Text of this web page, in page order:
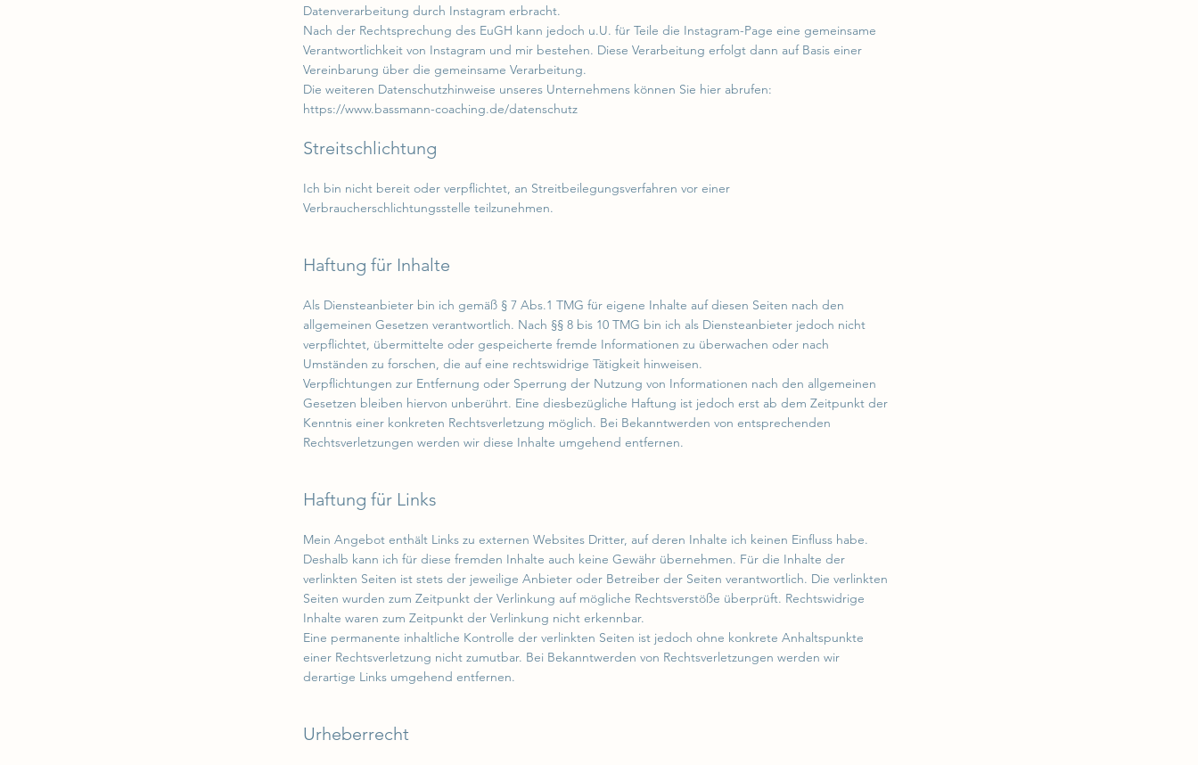
Datenverarbeitung durch Instagram erbracht.
Nach der Rechtsprechung des EuGH kann jedoch u.U. für Teile die Instagram-Page eine gemeinsame
Verantwortlichkeit von Instagram und mir bestehen. Diese Verarbeitung erfolgt dann auf Basis einer
Vereinbarung über die gemeinsame Verarbeitung.
Die weiteren Datenschutzhinweise unseres Unternehmens können Sie hier abrufen:
https://www.bassmann-coaching.de/datenschutz
Streitschlichtung
Ich bin nicht bereit oder verpflichtet, an Streitbeilegungsverfahren vor einer
Verbraucherschlichtungsstelle teilzunehmen.
Haftung für Inhalte
Als Diensteanbieter bin ich gemäß § 7 Abs.1 TMG für eigene Inhalte auf diesen Seiten nach den
allgemeinen Gesetzen verantwortlich. Nach §§ 8 bis 10 TMG bin ich als Diensteanbieter jedoch nicht
verpflichtet, übermittelte oder gespeicherte fremde Informationen zu überwachen oder nach
Umständen zu forschen, die auf eine rechtswidrige Tätigkeit hinweisen.
Verpflichtungen zur Entfernung oder Sperrung der Nutzung von Informationen nach den allgemeinen
Gesetzen bleiben hiervon unberührt. Eine diesbezügliche Haftung ist jedoch erst ab dem Zeitpunkt der
Kenntnis einer konkreten Rechtsverletzung möglich. Bei Bekanntwerden von entsprechenden
Rechtsverletzungen werden wir diese Inhalte umgehend entfernen.
Haftung für Links
Mein Angebot enthält Links zu externen Websites Dritter, auf deren Inhalte ich keinen Einfluss habe.
Deshalb kann ich für diese fremden Inhalte auch keine Gewähr übernehmen. Für die Inhalte der
verlinkten Seiten ist stets der jeweilige Anbieter oder Betreiber der Seiten verantwortlich. Die verlinkten
Seiten wurden zum Zeitpunkt der Verlinkung auf mögliche Rechtsverstöße überprüft. Rechtswidrige
Inhalte waren zum Zeitpunkt der Verlinkung nicht erkennbar.
Eine permanente inhaltliche Kontrolle der verlinkten Seiten ist jedoch ohne konkrete Anhaltspunkte
einer Rechtsverletzung nicht zumutbar. Bei Bekanntwerden von Rechtsverletzungen werden wir
derartige Links umgehend entfernen.
Urheberrecht